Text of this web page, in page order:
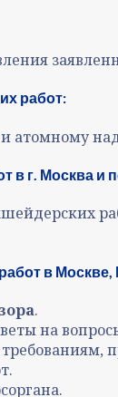
работ:
атомному
в г. Москва и
в Москве,
.
на